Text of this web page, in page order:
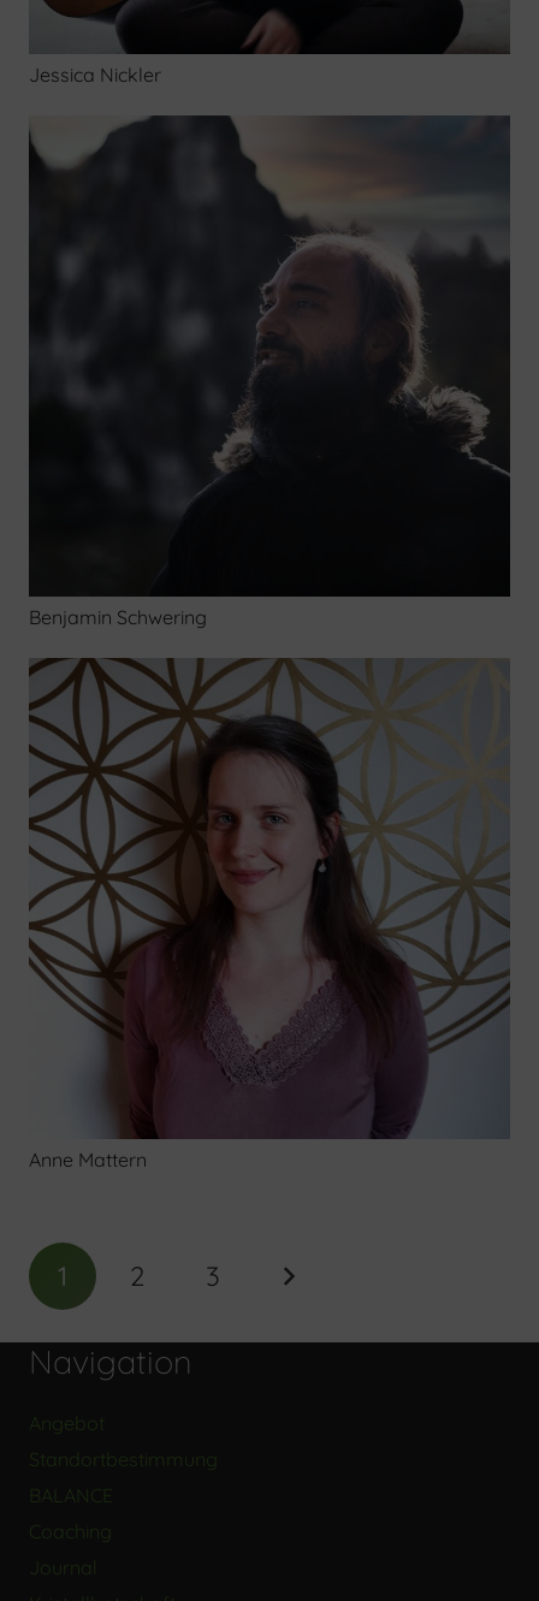
Jessica Nickler
Benjamin Schwering
Anne Mattern
1 2 3
Navigation
Angebot
Standortbestimmung
BALANCE
Coaching
Journal